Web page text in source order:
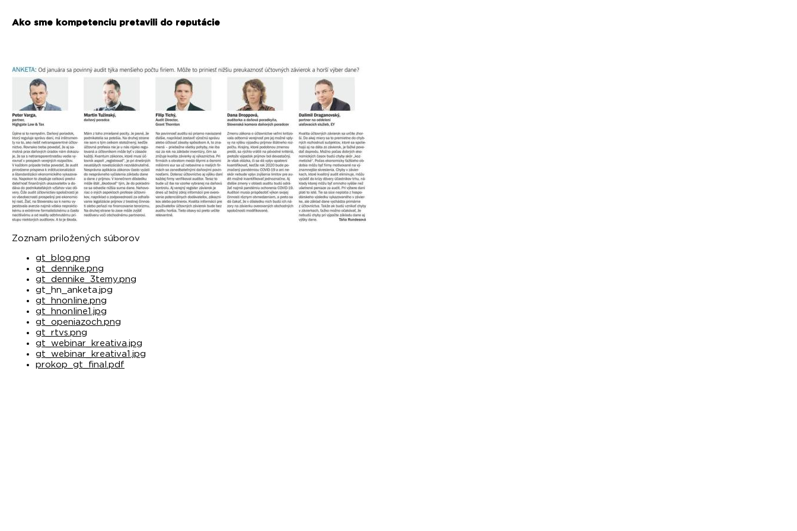
Ako sme kompetenciu pretavili do reputácie
Zoznam priložených súborov
gt_blog.png
gt_dennike.png
gt_dennike_3temy.png
gt_hn_anketa.jpg
gt_hnonline.png
gt_hnonline1.jpg
gt_openiazoch.png
gt_rtvs.png
gt_webinar_kreativa.jpg
gt_webinar_kreativa1.jpg
prokop_gt_final.pdf